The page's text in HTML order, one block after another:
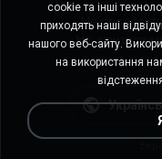
Не
Не ділитися
cookie та інші
приходять наші
нашого веб-сайту.
на використання